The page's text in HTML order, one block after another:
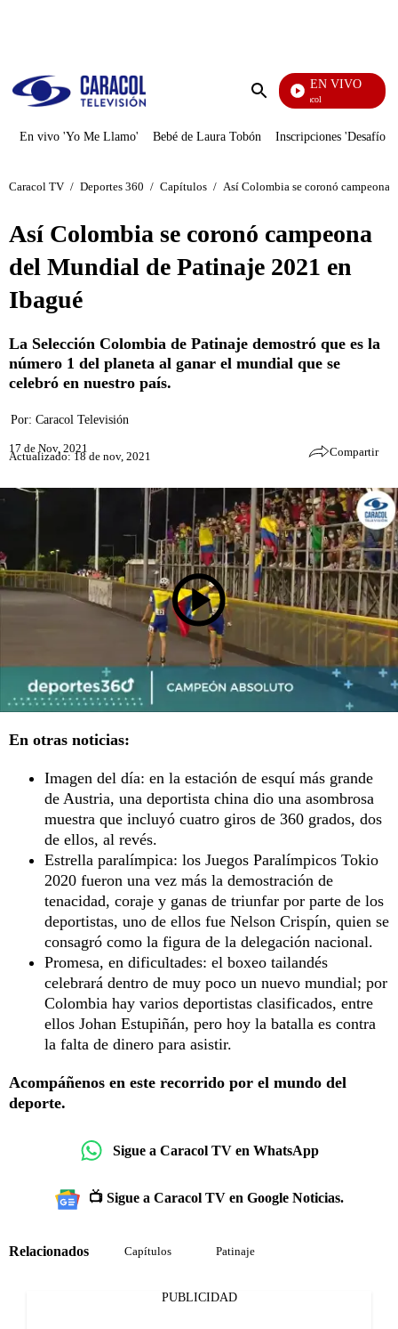
Enviar
EN VIVO
Noticias Caracol
En vivo 'Yo Me Llamo' Bebé de Laura Tobón Inscripciones 'Desafío'
Caracol TV / Deportes 360 / Capítulos / Así Colombia se coronó campeona
Así Colombia se coronó campeona
del Mundial de Patinaje 2021 en
Ibagué
La Selección Colombia de Patinaje demostró que es la
número 1 del planeta al ganar el mundial que se
celebró en nuestro país.
Por: Caracol Televisión
17 de Nov, 2021
Actualizado: 18 de nov, 2021 Compartir
En otras noticias:
Imagen del día: en la estación de esquí más grande
de Austria, una deportista china dio una asombrosa
muestra que incluyó cuatro giros de 360 grados, dos
de ellos, al revés.
Estrella paralímpica: los Juegos Paralímpicos Tokio
2020 fueron una vez más la demostración de
tenacidad, coraje y ganas de triunfar por parte de los
deportistas, uno de ellos fue Nelson Crispín, quien se
consagró como la figura de la delegación nacional.
Promesa, en dificultades: el boxeo tailandés
celebrará dentro de muy poco un nuevo mundial; por
Colombia hay varios deportistas clasificados, entre
ellos Johan Estupiñán, pero hoy la batalla es contra
la falta de dinero para asistir.
Acompáñenos en este recorrido por el mundo del
deporte.
Sigue a Caracol TV en WhatsApp
📺 Sigue a Caracol TV en Google Noticias.
Relacionados Capítulos Patinaje
PUBLICIDAD